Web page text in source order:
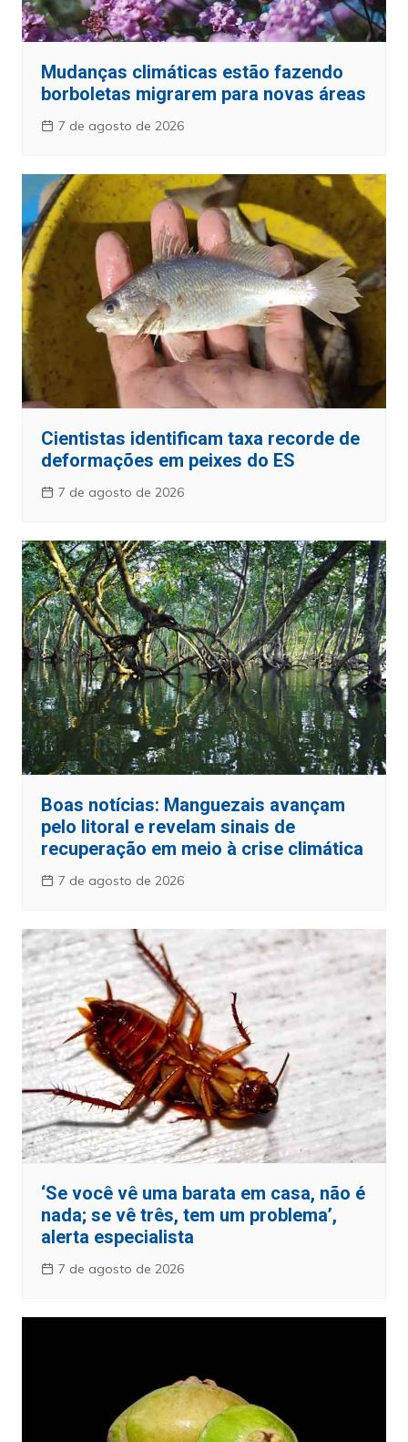
Mudanças climáticas estão fazendo
borboletas migrarem para novas áreas
7 de agosto de 2026
Cientistas identificam taxa recorde de
deformações em peixes do ES
7 de agosto de 2026
Boas notícias: Manguezais avançam
pelo litoral e revelam sinais de
recuperação em meio à crise climática
7 de agosto de 2026
‘Se você vê uma barata em casa, não é
nada; se vê três, tem um problema’,
alerta especialista
7 de agosto de 2026